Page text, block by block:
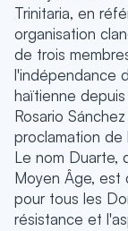
Trinitaria, en
organisation
de trois
l'indépendance
haïtienne
Rosario
proclamation de
Le nom Duarte,
Moyen Âge, est
pour tous les
résistance et